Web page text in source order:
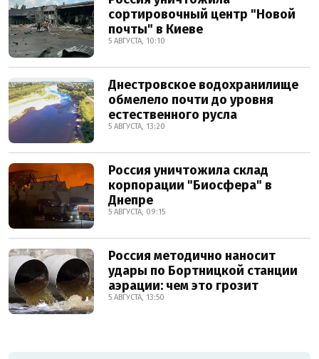
сортировочный центр "Новой
почты" в Киеве
5 АВГУСТА, 10:10
Днестровское водохранилище
обмелело почти до уровня
естественного русла
5 АВГУСТА, 13:20
Россия уничтожила склад
корпорации "Биосфера" в
Днепре
5 АВГУСТА, 09:15
Россия методично наносит
удары по Бортницкой станции
аэрации: чем это грозит
5 АВГУСТА, 13:50